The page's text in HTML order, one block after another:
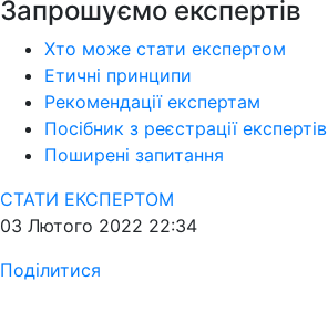
Запрошуємо експертів
Хто може стати експертом
Етичні принципи
Рекомендації експертам
Посібник з реєстрації експертів
Поширені запитання
СТАТИ ЕКСПЕРТОМ
03 Лютого 2022 22:34
Поділитися